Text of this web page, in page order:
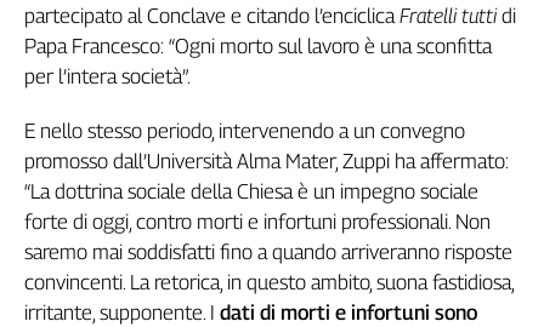
La
settimana
Collettiva
Girasoli
Sassolino
Economica
Tech
It
Easy
partecipato al Conclave e citando l’enciclicaFratelli tuttidi
Papa Francesco: “Ogni morto sul lavoro è una sconfitta
per l’intera società”.
E nello stesso periodo, intervenendo a un convegno
promosso dall’Università Alma Mater, Zuppi ha affermato:
“La dottrina sociale della Chiesa è un impegno sociale
forte di oggi, contro morti e infortuni professionali. Non
saremo mai soddisfatti fino a quando arriveranno risposte
convincenti. La retorica, in questo ambito, suona fastidiosa,
irritante, supponente. I dati di morti e infortuni sono